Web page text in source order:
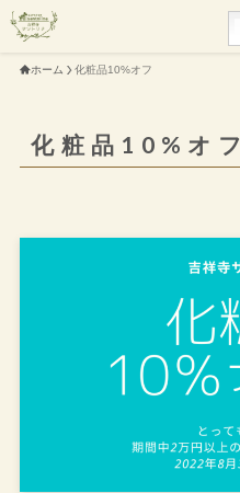
ホーム 化粧品10%オフ
化粧品10%オフ